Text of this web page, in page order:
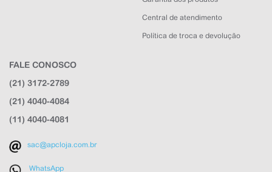
Central de atendimento
Política de troca e devolução
FALE CONOSCO
(21) 3172-2789
(21) 4040-4084
(11) 4040-4081
sac@apcloja.com.br
WhatsApp